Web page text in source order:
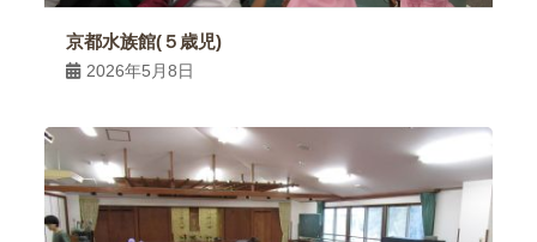
京都水族館(５歳児)
2026年5月8日